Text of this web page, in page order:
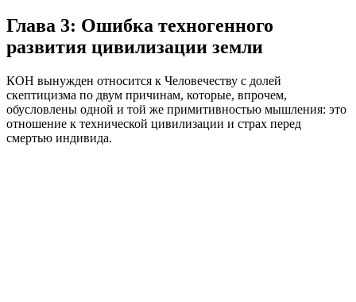
Глава 3: Ошибка техногенного
развития цивилизации земли
КОН вынужден относится к Человечеству с долей
скептицизма по двум причинам, которые, впрочем,
обусловлены одной и той же примитивностью мышления: это
отношение к технической цивилизации и страх перед
смертью индивида.